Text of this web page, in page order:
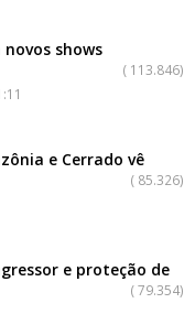
shows
( 113.846)
e Cerrado vê
( 85.326)
e proteção de
(79.354)